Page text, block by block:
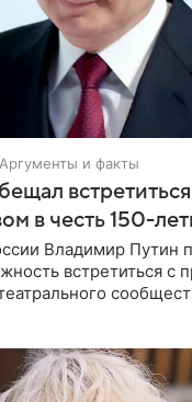
Аргументы и факты
в честь 150-
Владимир Путин
встретиться с